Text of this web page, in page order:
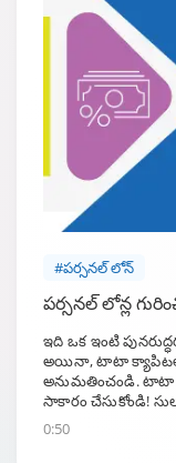
#పర్సనల్ లోన్
పర్సనల్ లోన్ల
ఇది ఒక ఇంటి
అయినా, టాటా క్యాపిటల్
అనుమతించండి. టాటా
సాకారం చేసుకోండి!
0:50